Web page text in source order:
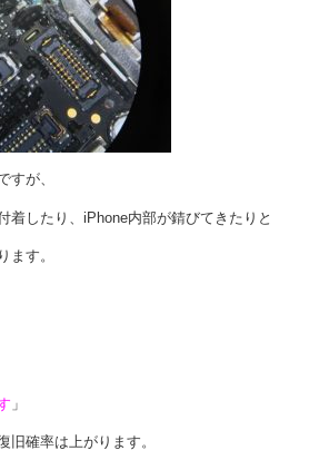
すが、
着したり、iPhone内部が錆びてきたりと
ます。
」
旧確率は上がります。